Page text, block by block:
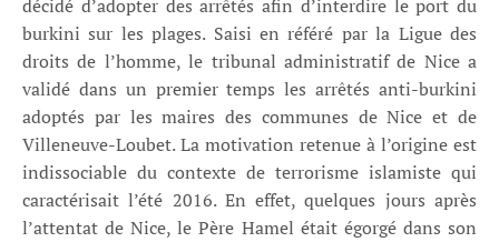
décidé d’adopter des arrêtés afin d’interdire le port du
burkini sur les plages. Saisi en référé par la Ligue des
droits de l’homme, le tribunal administratif de Nice a
validé dans un premier temps les arrêtés anti-burkini
adoptés par les maires des communes de Nice et de
Villeneuve-Loubet. La motivation retenue à l’origine est
indissociable du contexte de terrorisme islamiste qui
caractérisait l’été 2016. En effet, quelques jours après
l’attentat de Nice, le Père Hamel était égorgé dans son